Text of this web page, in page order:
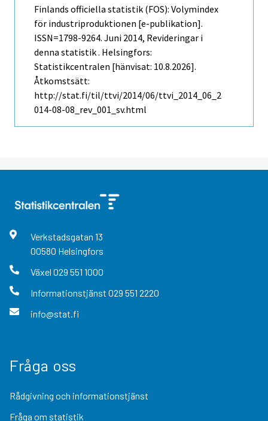
Finlands officiella statistik (FOS): Volymindex
för industriproduktionen [e-publikation].
ISSN=1798-9264. Juni 2014, Revideringar i
denna statistik . Helsingfors:
Statistikcentralen [hänvisat: 10.8.2026].
Åtkomstsätt:
http://stat.fi/til/ttvi/2014/06/ttvi_2014_06_2
014-08-08_rev_001_sv.html
Verkstadsgatan 13
00580 Helsingfors
Växel 029 551 1000
Informationstjänst 029 551 2220
info@stat.fi
Fråga oss
Rådgivning och informationstjänst
Fråga om statistik